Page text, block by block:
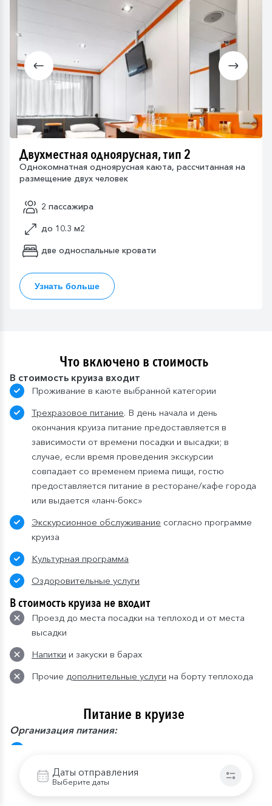
Даты отправления
Выберите даты
Двухместная одноярусная, тип 2
Однокомнатная одноярусная каюта, рассчитанная на
размещение двух человек
2 пассажира
до 10.3 м2
две односпальные кровати
Узнать больше
Что включено в стоимость
В стоимость круиза входит
Проживание в каюте выбранной категории
Трехразовое питание. В день начала и день
окончания круиза питание предоставляется в
зависимости от времени посадки и высадки; в
случае, если время проведения экскурсии
совпадает со временем приема пищи, гостю
предоставляется питание в ресторане/кафе города
или выдается «ланч-бокс»
Экскурсионное обслуживание согласно программе
круиза
Культурная программа
Оздоровительные услуги
В стоимость круиза не входит
Проезд до места посадки на теплоход и от места
высадки
Напитки и закуски в барах
Прочие дополнительные услуги на борту теплохода
Питание в круизе
Организация питания:
рассадка. Включённые напитки (без ограничения):